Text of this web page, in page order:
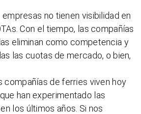
no tienen visibilidad en
Con el tiempo, las compañías
eliminan como competencia y
las cuotas de mercado, o bien,
compañías de ferries viven hoy
han experimentado las
los últimos años. Si nos